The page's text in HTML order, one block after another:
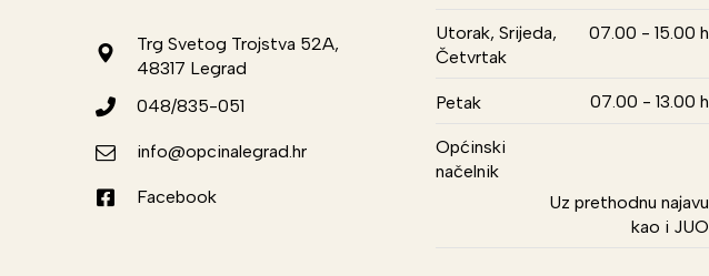
Trg Svetog Trojstva 52A,
48317 Legrad
048/835-051
info@opcinalegrad.hr
Facebook
Utorak, Srijeda,
Četvrtak
07.00 - 15.00 h
Petak 07.00 - 13.00 h
Općinski
načelnik
Uz prethodnu najavu
kao i JUO